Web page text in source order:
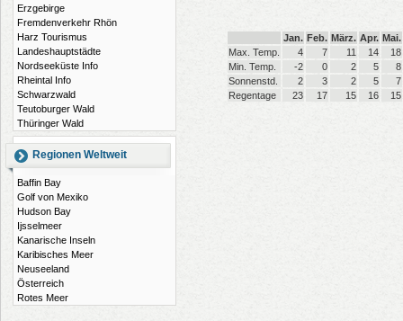
Erzgebirge
Fremdenverkehr Rhön
Harz Tourismus
Landeshauptstädte
Nordseeküste Info
Rheintal Info
Schwarzwald
Teutoburger Wald
Thüringer Wald
Regionen Weltweit
Baffin Bay
Golf von Mexiko
Hudson Bay
Ijsselmeer
Kanarische Inseln
Karibisches Meer
Neuseeland
Österreich
Rotes Meer
Jan. Feb. März. Apr. Mai.
Max. Temp.
4 7 11 14
18
Min. Temp.
-2 0 2 5
8
Sonnenstd.
2 3 2 5
7
Regentage
23 17 15 16 15